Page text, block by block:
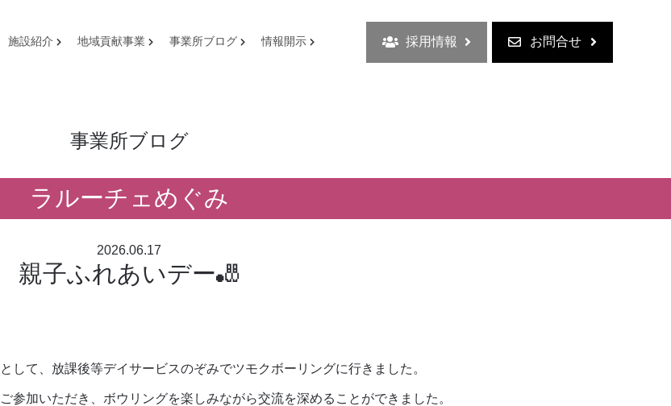
施設紹介 地域貢献事業 事業所ブログ 情報開示 採用情報 お問合せ
事業所ブログ
ラルーチェめぐみ
2026.06.17
親子ふれあいデー🎳
放課後等デイサービスのぞみでツモクボーリングに行きました。
いただき、ボウリングを楽しみながら交流を深めることができました。